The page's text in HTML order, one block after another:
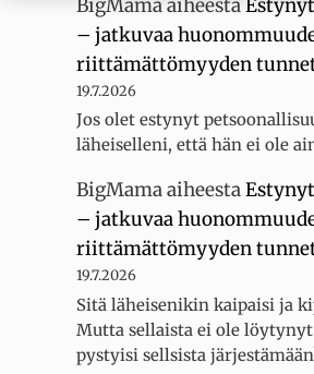
BigMamaaiheesta
– jatkuvaa
riittämättömyyden
19.7.2026
Jos olet estynyt
läheiselleni, että hän ei ole
BigMamaaiheesta
– jatkuvaa
riittämättömyyden
19.7.2026
Sitä läheisenikin kaipaisi ja
Mutta sellaista ei ole
pystyisi sellsista